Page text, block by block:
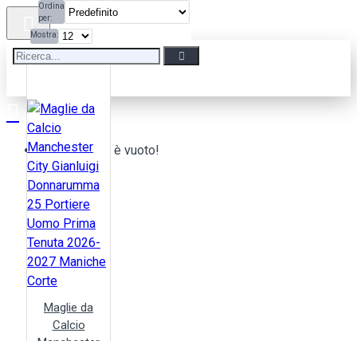
Il tuo carrello è vuoto!
Ordina
per:
Mostra:
Maglie da
Calcio